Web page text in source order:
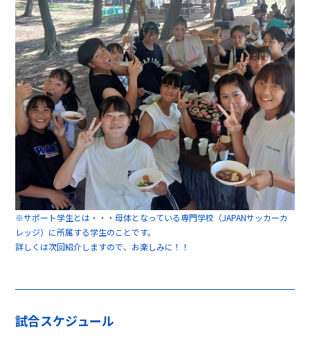
※サポート学生とは・・・母体となっている専門学校（JAPANサッカーカ
レッジ）に所属する学生のことです。
詳しくは次回紹介しますので、お楽しみに！！
試合スケジュール